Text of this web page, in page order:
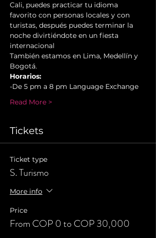
Cali, puedes practicar tu idioma
favorito con personas locales y con
turistas, después puedes terminar la
noche divirtiéndote en un fiesta
internacional
También estamos en Lima, Medellín y
Bogotá.
Horarios:
-De 5 pm a 8 pm Language Exchange
Read More >
Tickets
Ticket type
S. Turismo
More info
Price
From COP 0 to COP 30,000